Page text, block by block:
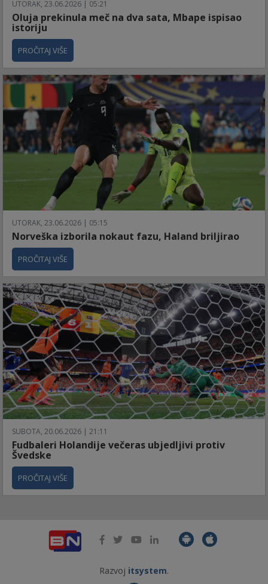
UTORAK, 23.06.2026 | 05:21
Oluja prekinula meč na dva sata, Mbape ispisao
istoriju
PROČITAJ VIŠE
UTORAK, 23.06.2026 | 05:15
Norveška izborila nokaut fazu, Haland briljirao
PROČITAJ VIŠE
SUBOTA, 20.06.2026 | 21:11
Fudbaleri Holandije večeras ubjedljivi protiv
Švedske
PROČITAJ VIŠE
Razvoj itsystem.